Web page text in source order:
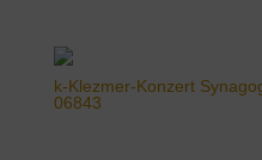
k-Klezmer-Konzert
06843